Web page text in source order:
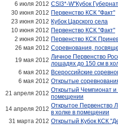
6 июля 2012 CSI3*-W"Кубок
30 июня 2012 Первенство КСК "Факт"
23 июня 2012 Кубок Царского села
10 июня 2012 Первенство КСК "Факт"
2 июня 2012 Первенство КСК
26 мая 2012 Соревнования,
19 мая 2012 Личное Первенство
лошадях до 150 см в
6 мая 2012 Всероссийские
6 мая 2012 Открытые
21 апреля 2012 Открытый Чемпионат и
помещении
14 апреля 2012 Открытое Первенство
в холке в помещении
31 марта 2012 Открытый Кубок КСК